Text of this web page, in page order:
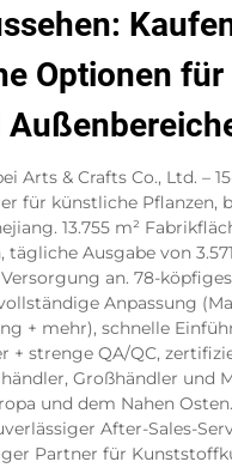
Optionen
Arts & Crafts Co., Ltd. –
für künstliche Pflanzen,
13.755 m²
Ausgabe von
an. 78-
Anpassung
+ mehr), schnelle
+ strenge QA/QC,
Großhändler und
und dem Nahen
After-Sales-
Partner für